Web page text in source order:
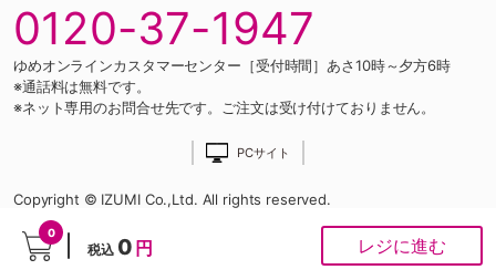
0
税込 0 円 レジに進む
0120-37-1947
ゆめオンラインカスタマーセンター［受付時間］あさ10時～夕方6時
※通話料は無料です。
※ネット専用のお問合せ先です。ご注文は受け付けておりません。
PCサイト
Copyright © IZUMI Co.,Ltd. All rights reserved.